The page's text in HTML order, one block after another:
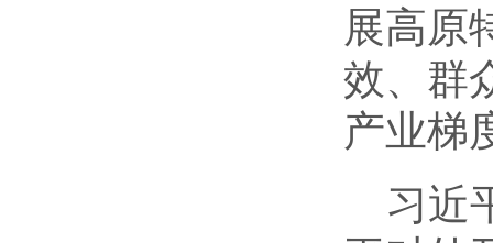
展高原
效、群
产业梯
习近